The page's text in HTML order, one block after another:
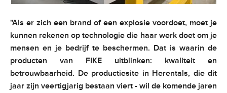
"Als er zich een brand of een explosie voordoet, moet je
kunnen rekenen op technologie die haar werk doet om je
mensen en je bedrijf te beschermen. Dat is waarin de
producten van FIKE uitblinken: kwaliteit en
betrouwbaarheid. De productiesite in Herentals, die dit
jaar zijn veertigjarig bestaan viert - wil de komende jaren